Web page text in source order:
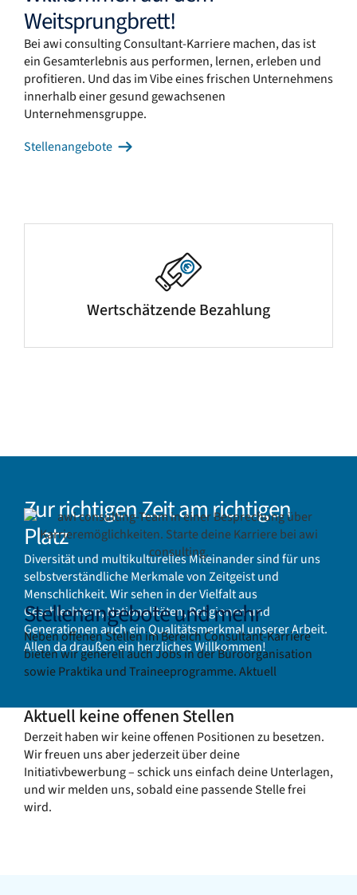
Weitsprungbrett!
Bei awi consulting Consultant-Karriere machen, das ist
ein Gesamterlebnis aus performen, lernen, erleben und
profitieren. Und das im Vibe eines frischen Unternehmens
innerhalb einer gesund gewachsenen
Unternehmensgruppe.
Stellenangebote
Wertschätzende Bezahlung
Zur richtigen Zeit am richtigen
Platz
Diversität und multikulturelles Miteinander sind für uns
selbstverständliche Merkmale von Zeitgeist und
Menschlichkeit. Wir sehen in der Vielfalt aus
Geschlechtern, Nationalitäten, Religionen und
Generationen auch ein Qualitätsmerkmal unserer Arbeit.
Allen da draußen ein herzliches Willkommen!
Stellenangebote und mehr
Neben offenen Stellen im Bereich Consultant-Karriere
bieten wir generell auch Jobs in der Büroorganisation
sowie Praktika und Traineeprogramme. Aktuell
Aktuell keine offenen Stellen
Derzeit haben wir keine offenen Positionen zu besetzen.
Wir freuen uns aber jederzeit über deine
Initiativbewerbung – schick uns einfach deine Unterlagen,
und wir melden uns, sobald eine passende Stelle frei
wird.